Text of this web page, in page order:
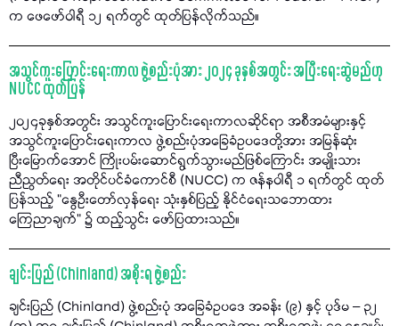
က ဖေဖော်ဝါရီ ၁၂ ရက်တွင် ထုတ်ပြန်လိုက်သည်။
အသွင်ကူးပြောင်းရေးကာလ ဖွဲ့စည်းပုံအား ၂၀၂၄ ခုနှစ်အတွင်း အပြီးရေးဆွဲမည်ဟု
NUCC ထုတ်ပြန်
၂၀၂၄ခုနှစ်အတွင်း အသွင်ကူးပြောင်းရေးကာလဆိုင်ရာ အစီအမံများနှင့်
အသွင်ကူးပြောင်းရေးကာလ ဖွဲ့စည်းပုံအခြေခံဥပဒေတို့အား အမြန်ဆုံး
ပြီးမြောက်အောင် ကြိုးပမ်းဆောင်ရွက်သွားမည်ဖြစ်ကြောင်း အမျိုးသား
ညီညွတ်ရေး အတိုင်ပင်ခံကောင်စီ (NUCC) က ဇန်နဝါရီ ၁ ရက်တွင် ထုတ်
ပြန်သည့် "နွေဦးတော်လှန်ရေး သုံးနှစ်ပြည့် နိုင်ငံရေးသဘောထား
ကြေညာချက်" ၌ ထည့်သွင်း ဖော်ပြထားသည်။
ချင်းပြည် (Chinland) အစိုးရ ဖွဲ့စည်း
ချင်းပြည် (Chinland) ဖွဲ့စည်းပုံ အခြေခံဥပဒေ အခန်း (၉) နှင့် ပုဒ်မ – ၃၂